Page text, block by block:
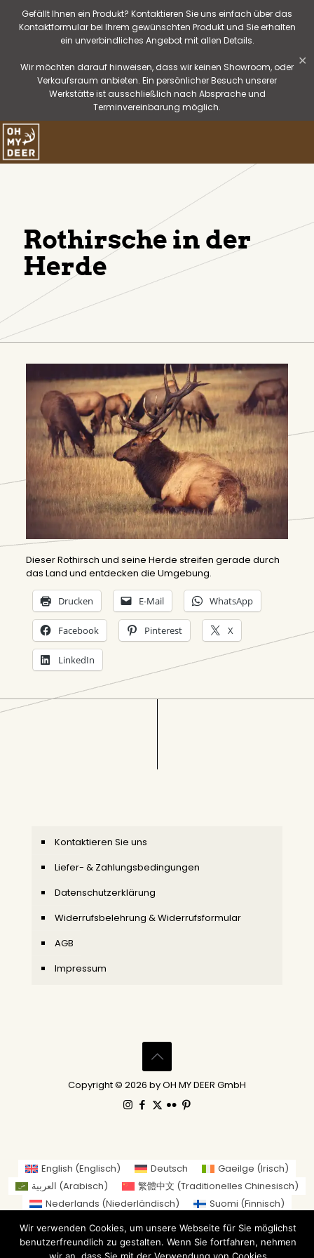
Gefällt Ihnen ein Produkt? Kontaktieren Sie uns einfach über das
Kontaktformular bei Ihrem gewünschten Produkt und Sie erhalten
ein unverbindliches Angebot mit allen Details.
Wir möchten darauf hinweisen, dass wir keinen Showroom, oder
Verkaufsraum anbieten. Ein persönlicher Besuch unserer
Werkstätte ist ausschließlich nach Absprache und
Terminvereinbarung möglich.
✕
Rothirsche in der
Herde
Dieser Rothirsch und seine Herde streifen gerade durch
das Land und entdecken die Umgebung.
Drucken E-Mail WhatsApp
Facebook Pinterest X
LinkedIn
Kontaktieren Sie uns
Liefer- & Zahlungsbedingungen
Datenschutzerklärung
Widerrufsbelehrung & Widerrufsformular
AGB
Impressum
Copyright © 2026 by OH MY DEER GmbH
English (Englisch) Deutsch Gaeilge (Irisch)
العربية (Arabisch) 繁體中文 (Traditionelles Chinesisch)
Nederlands (Niederländisch) Suomi (Finnisch)
Français( Französisch Italiano (Italienisch )
日本語(Japanisch)
Wir verwenden Cookies, um unsere Webseite für Sie möglichst
benutzerfreundlich zu gestalten. Wenn Sie fortfahren, nehmen